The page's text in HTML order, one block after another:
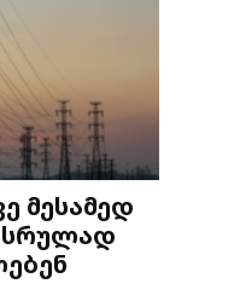
მესამედ
სრულად